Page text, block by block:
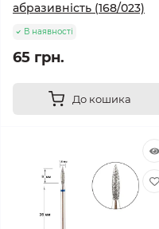
абразивність (168/023)
В наявності
65 грн.
До кошика